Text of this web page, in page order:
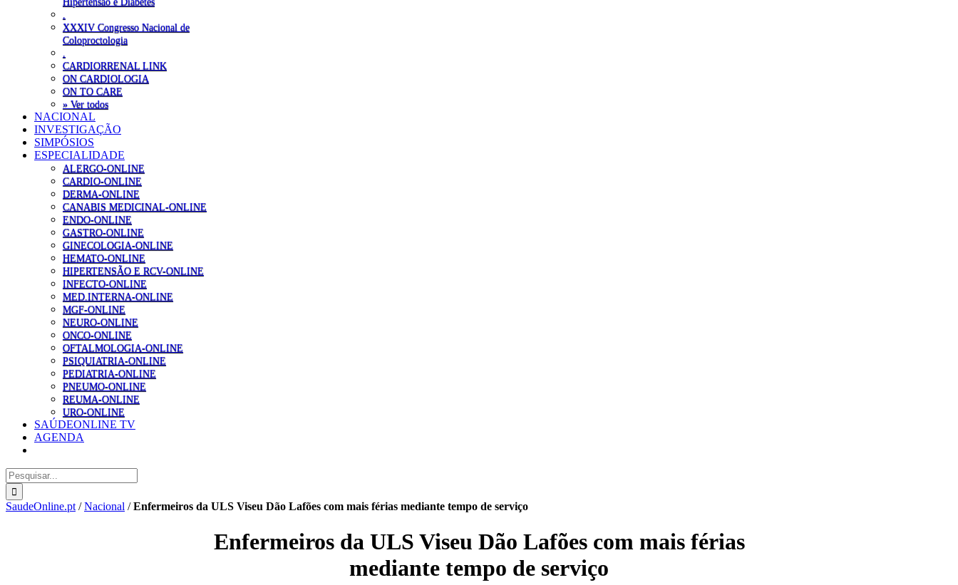
XXXIV Congresso Nacional de
Coloproctologia
CARDIORRENAL LINK
ON CARDIOLOGIA
ON TO CARE
» Ver todos
NACIONAL
INVESTIGAÇÃO
SIMPÓSIOS
ESPECIALIDADE
ALERGO-ONLINE
CARDIO-ONLINE
DERMA-ONLINE
CANABIS MEDICINAL-ONLINE
ENDO-ONLINE
GASTRO-ONLINE
GINECOLOGIA-ONLINE
HEMATO-ONLINE
HIPERTENSÃO E RCV-ONLINE
INFECTO-ONLINE
MED.INTERNA-ONLINE
MGF-ONLINE
NEURO-ONLINE
ONCO-ONLINE
OFTALMOLOGIA-ONLINE
PSIQUIATRIA-ONLINE
PEDIATRIA-ONLINE
PNEUMO-ONLINE
REUMA-ONLINE
URO-ONLINE
SAÚDEONLINE TV
AGENDA
Pesquisar
SaudeOnline.pt /Nacional /Enfermeiros da ULS Viseu Dão Lafões com mais férias mediante tempo de serviço
Enfermeiros da ULS Viseu Dão Lafões com mais férias
mediante tempo de serviço